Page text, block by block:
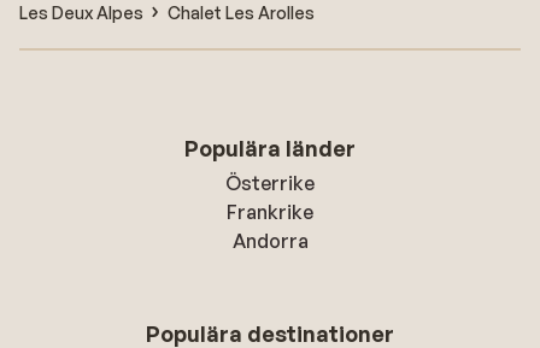
Les Deux Alpes
Chalet Les Arolles
Populära länder
Österrike
Frankrike
Andorra
Populära destinationer